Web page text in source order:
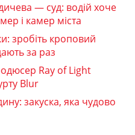
— суд: водій хоче
і камер міста
зробіть кроповий
за раз
Ray of Light
Blur
закуска, яка чудово